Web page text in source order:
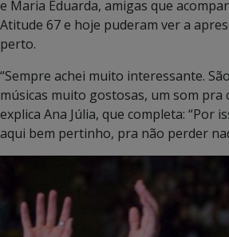
e Maria Eduarda, amigas que
Atitude 67 e hoje puderam ver a
perto.
“Sempre achei muito interessante.
músicas muito gostosas, um som pra
explica Ana Júlia, que completa: “Por
aqui bem pertinho, pra não perder